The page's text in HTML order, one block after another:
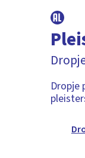
Dropje